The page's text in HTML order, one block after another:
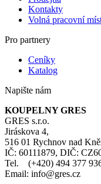
Kontakty
Volná pracovní
Pro partnery
Ceníky
Katalog
Napište nám
KOUPELNY GRES
GRES s.r.o.
Jiráskova 4,
516 01 Rychnov nad
IČ: 60111879, DIČ:
Tel. (+420) 494 377
Email: info@gres.cz